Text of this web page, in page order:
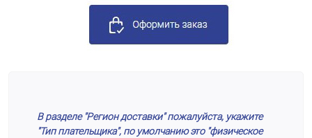
В разделе "Регион доставки" пожалуйста, укажите
"Тип плательщика", по умолчанию это "физическое